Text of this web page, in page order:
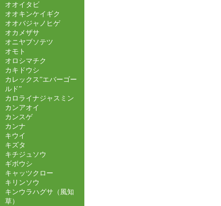
オオイタビ
オオキンケイギク
オオバジャノヒゲ
オカメザサ
オニヤブソテツ
オモト
オロシマチク
カキドウシ
カレックス”エバーゴー
ルド”
カロライナジャスミン
カンアオイ
カンスゲ
カンナ
キウイ
キズタ
キチジュソウ
ギボウシ
キャッツクロー
キリンソウ
キンウラハグサ（風知
草）